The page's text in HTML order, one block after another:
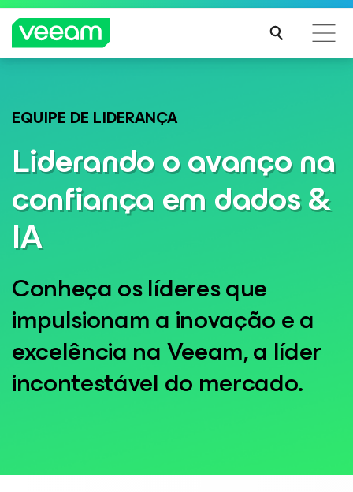
pela atualização de conteúdo da CrowdStrike
MAIS
Veeam DataAI Command Platform
plataforma. Controle total.
EXPLORE AGORA
EQUIPE DE LIDERANÇA
Liderando o avanço na
confiança em dados &
IA
Conheça os líderes que
impulsionam a inovação e a
excelência na Veeam, a líder
incontestável do mercado.